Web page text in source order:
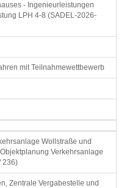
- Ingenieurleistungen
LPH 4-8 (SADEL-2026-
mit Teilnahmewettbewerb
Wollstraße und
Verkehrsanlage
236)
Zentrale Vergabestelle und